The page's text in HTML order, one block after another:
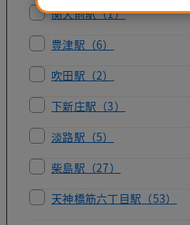
関大前駅（1）
豊津駅 （6）
吹田駅 （2）
下新庄駅 （3）
淡路駅 （5）
柴島駅 （27）
天神橋筋六丁目駅 （53）